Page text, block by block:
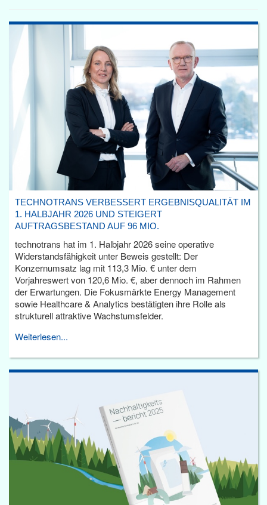
TECHNOTRANS VERBESSERT ERGEBNISQUALITÄT IM
1. HALBJAHR 2026 UND STEIGERT
AUFTRAGSBESTAND AUF 96 MIO.
technotrans hat im 1. Halbjahr 2026 seine operative
Widerstandsfähigkeit unter Beweis gestellt: Der
Konzernumsatz lag mit 113,3 Mio. € unter dem
Vorjahreswert von 120,6 Mio. €, aber dennoch im Rahmen
der Erwartungen. Die Fokusmärkte Energy Management
sowie Healthcare & Analytics bestätigten ihre Rolle als
strukturell attraktive Wachstumsfelder.
Weiterlesen...